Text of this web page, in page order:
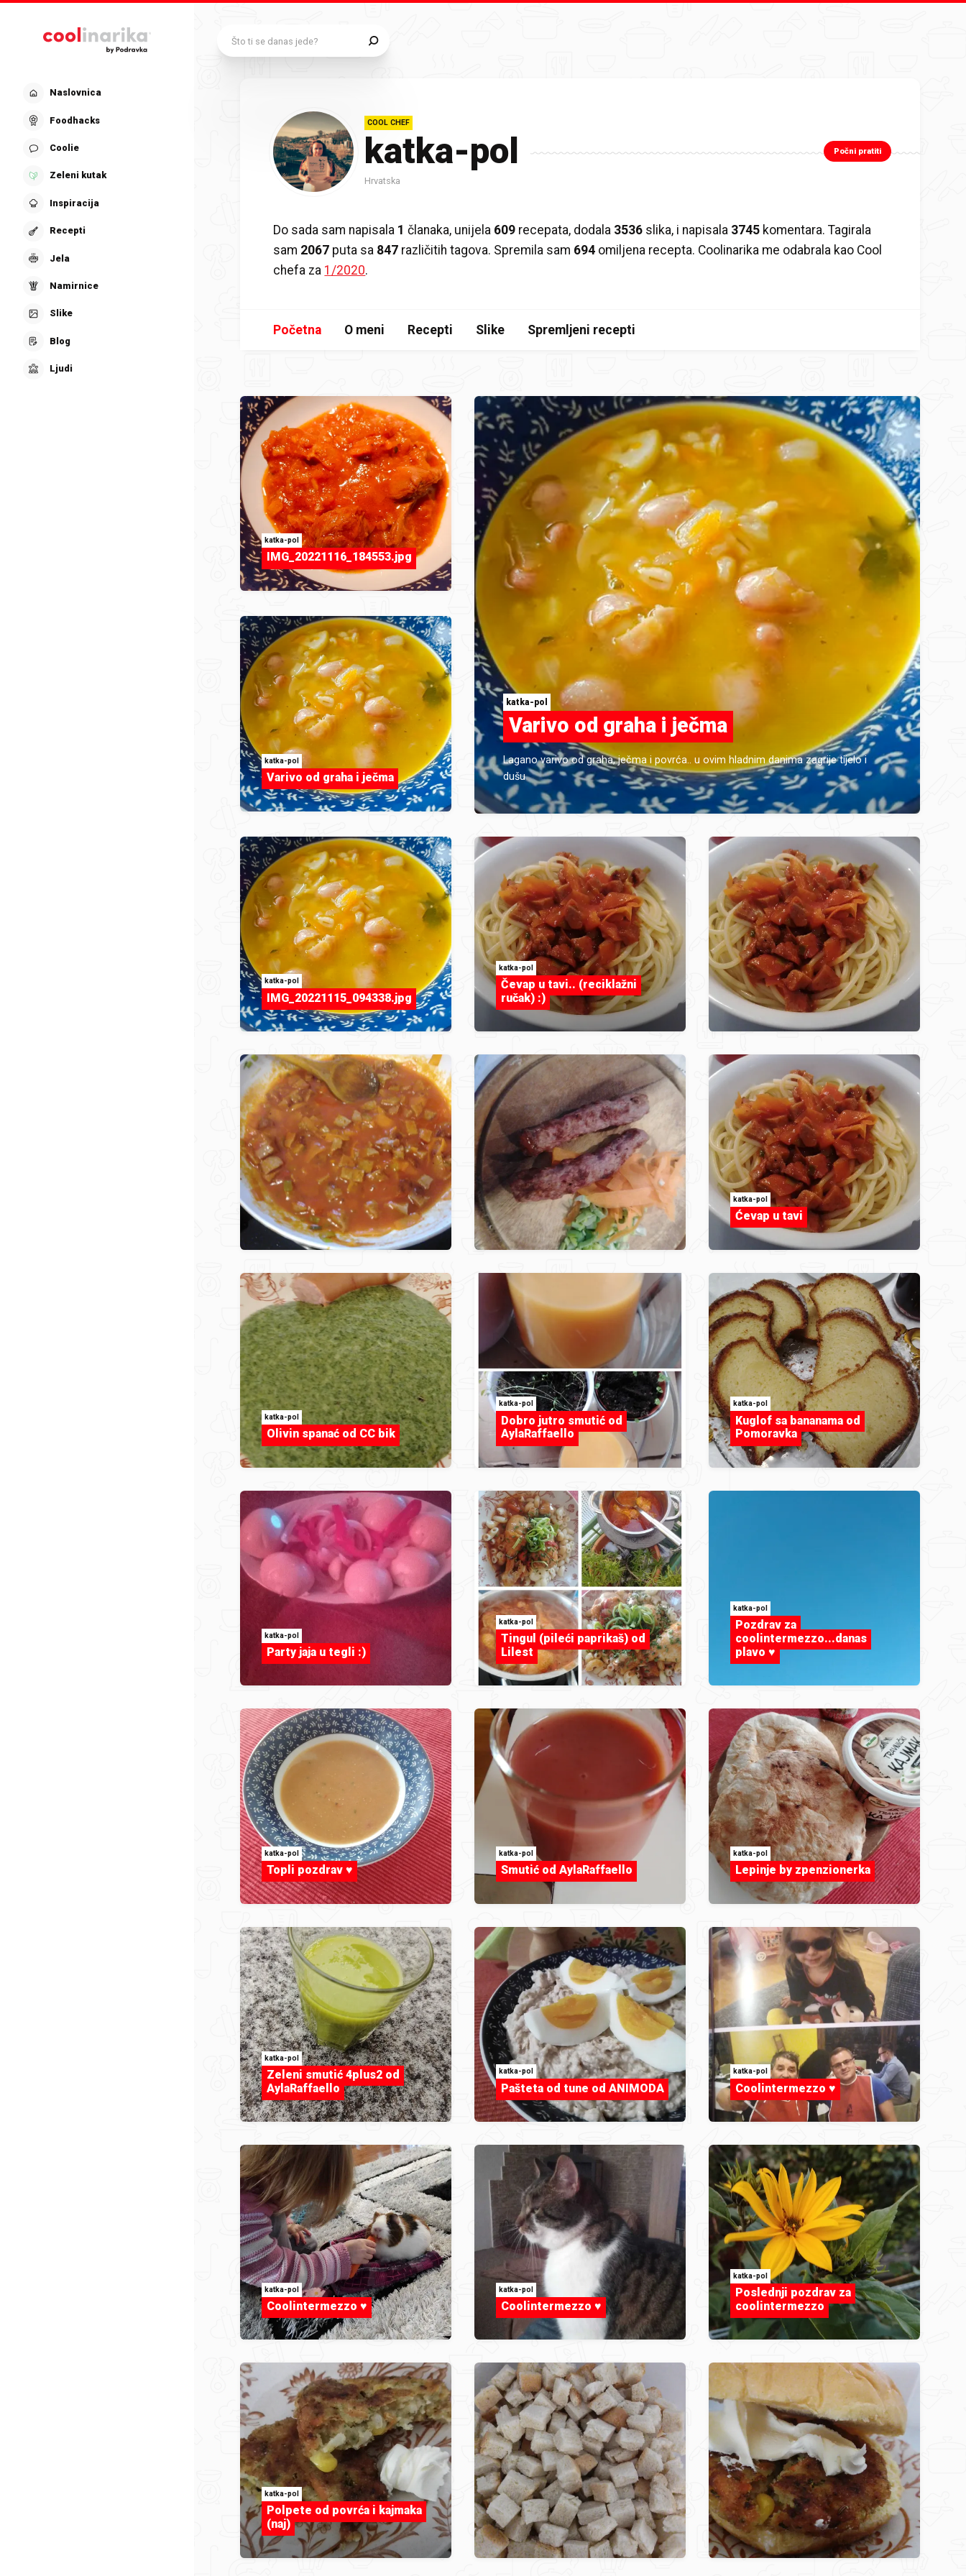
Naslovnica
Foodhacks
Coolie
Zeleni kutak
Inspiracija
Recepti
Jela
Namirnice
Slike
Blog
Ljudi
COOL CHEF
katka-pol
Hrvatska
Počni pratiti
Do sada sam napisala 1 članaka, unijela 609 recepata, dodala 3536 slika, i napisala 3745 komentara. Tagirala
sam 2067 puta sa 847 različitih tagova. Spremila sam 694 omiljena recepta. Coolinarika me odabrala kao Cool
chefa za 1/2020.
Početna O meni Recepti Slike Spremljeni recepti
katka-pol
IMG_20221116_184553.jpg
katka-pol
Varivo od graha i ječma
Lagano varivo od graha, ječma i povrća.. u ovim hladnim danima zagrije tijelo i
dušu
katka-pol
Varivo od graha i ječma
katka-pol
IMG_20221115_094338.jpg
katka-pol
Čevap u tavi.. (reciklažni
ručak) :)
katka-pol
Ćevap u tavi
katka-pol
Olivin spanać od CC bik
katka-pol
Dobro jutro smutić od
AylaRaffaello
katka-pol
Kuglof sa bananama od
Pomoravka
katka-pol
Party jaja u tegli :)
katka-pol
Tingul (pileći paprikaš) od
Lilest
katka-pol
Pozdrav za
coolintermezzo...danas
plavo ♥️
katka-pol
Topli pozdrav ♥️
katka-pol
Smutić od AylaRaffaello
katka-pol
Lepinje by zpenzionerka
katka-pol
Zeleni smutić 4plus2 od
AylaRaffaello
katka-pol
Pašteta od tune od ANIMODA
katka-pol
Coolintermezzo ♥️
katka-pol
Coolintermezzo ♥️
katka-pol
Coolintermezzo ♥️
katka-pol
Poslednji pozdrav za
coolintermezzo
katka-pol
Polpete od povrća i kajmaka
(naj)
Što ti se danas jede?